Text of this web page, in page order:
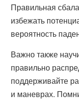
Правильная
избежать
вероятность
Важно также
правильно
поддерживайте
и маневрах.